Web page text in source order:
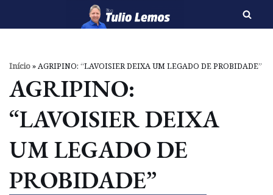
o
conteúdo
Início»AGRIPINO: “LAVOISIER DEIXA UM LEGADO DE PROBIDADE”
AGRIPINO:
“LAVOISIER DEIXA
UM LEGADO DE
PROBIDADE”